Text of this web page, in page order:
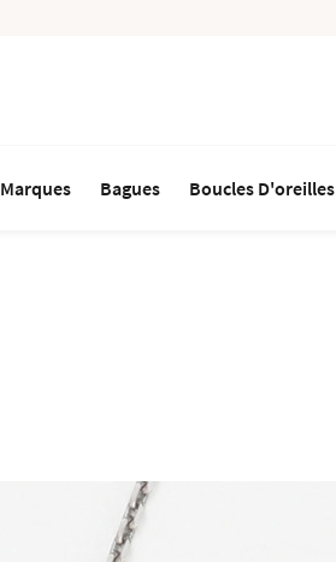
Marques Bagues Boucles D'oreilles